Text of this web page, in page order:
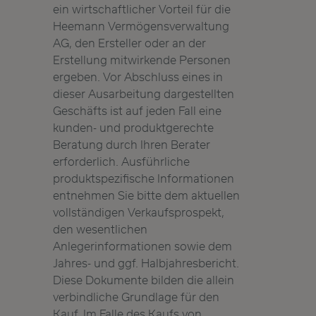
ein wirtschaftlicher Vorteil für die
Heemann Vermögensverwaltung
AG, den Ersteller oder an der
Erstellung mitwirkende Personen
ergeben. Vor Abschluss eines in
dieser Ausarbeitung dargestellten
Geschäfts ist auf jeden Fall eine
kunden- und produktgerechte
Beratung durch Ihren Berater
erforderlich. Ausführliche
produktspezifische Informationen
entnehmen Sie bitte dem aktuellen
vollständigen Verkaufsprospekt,
den wesentlichen
Anlegerinformationen sowie dem
Jahres- und ggf. Halbjahresbericht.
Diese Dokumente bilden die allein
verbindliche Grundlage für den